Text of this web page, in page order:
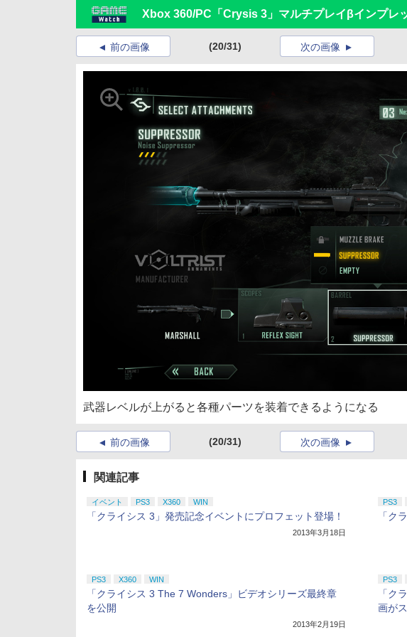
Xbox 360/PC「Crysis 3」マルチプレイβインプレ
前の画像 (20/31) 次の画像
武器レベルが上がると各種パーツを装着できるようになる
前の画像 (20/31) 次の画像
関連記事
イベント PS3 X360 WIN
「クライシス 3」発売記念イベントにプロフェット登場！
2013年3月18日
PS3
「ク
PS3 X360 WIN
「クライシス 3 The 7 Wonders」ビデオシリーズ最終章
を公開
2013年2月19日
PS3
「ク
画が